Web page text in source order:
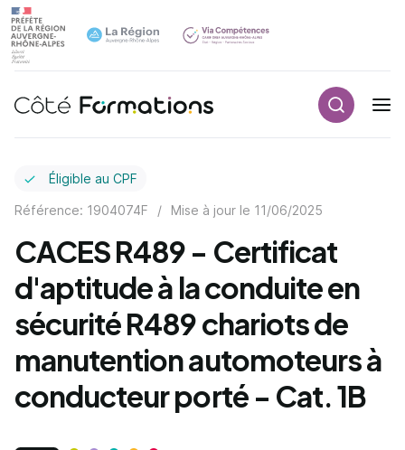
Navigation principale
Éligible au CPF
Référence: 1904074F / Mise à jour le 11/06/2025
CACES R489 - Certificat
d'aptitude à la conduite en
sécurité R489 chariots de
manutention automoteurs à
conducteur porté - Cat. 1B